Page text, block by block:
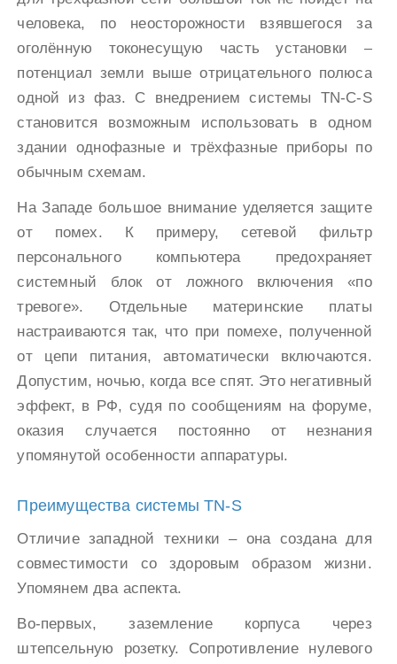
человека, по неосторожности взявшегося за
оголённую токонесущую часть установки –
потенциал земли выше отрицательного полюса
одной из фаз. С внедрением системы TN-C-S
становится возможным использовать в одном
здании однофазные и трёхфазные приборы по
обычным схемам.
На Западе большое внимание уделяется защите
от помех. К примеру, сетевой фильтр
персонального компьютера предохраняет
системный блок от ложного включения «по
тревоге». Отдельные материнские платы
настраиваются так, что при помехе, полученной
от цепи питания, автоматически включаются.
Допустим, ночью, когда все спят. Это негативный
эффект, в РФ, судя по сообщениям на форуме,
оказия случается постоянно от незнания
упомянутой особенности аппаратуры.
Преимущества системы TN-S
Отличие западной техники – она создана для
совместимости со здоровым образом жизни.
Упомянем два аспекта.
Во-первых, заземление корпуса через
штепсельную розетку. Сопротивление нулевого